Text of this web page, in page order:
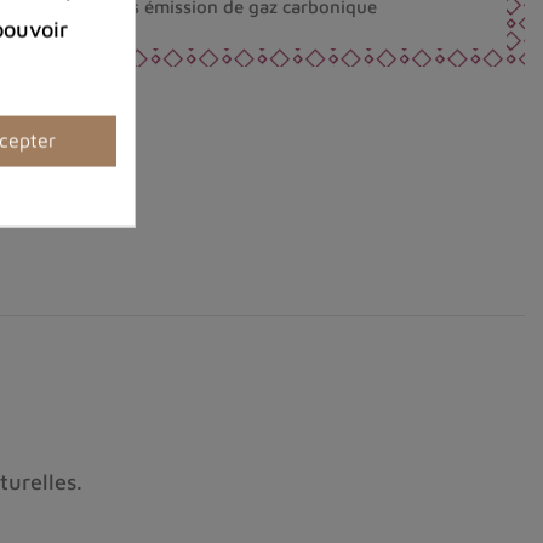
fabriqués sans émission de gaz carbonique